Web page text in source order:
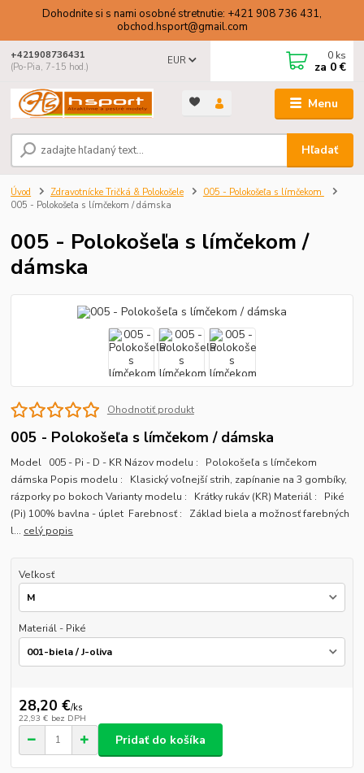
Dohodnite si s nami osobné stretnutie: +421 908 736 431,
obchod.hsport@gmail.com
Menu
EUR
Hľadať
+421908736431
(Po-Pia, 7-15 hod.)
0 ks
za 0 €
Úvod Zdravotnícke Tričká & Polokošele
005 - Polokošeľa s límčekom
005 - Polokošeľa s límčekom / dámska
005 - Polokošeľa s límčekom /
dámska
Ohodnotiť produkt
005 - Polokošeľa s límčekom / dámska
Model 005 - Pi - D - KR Názov modelu : Polokošeľa s límčekom
dámska Popis modelu : Klasický voľnejší strih, zapínanie na 3 gombíky,
rázporky po bokoch Varianty modelu : Krátky rukáv (KR) Materiál : Piké
(Pi) 100% bavlna - úplet Farebnosť : Základ biela a možnosť farebných
l... celý popis
Veľkosť
Materiál - Piké
28,20 €/ks
22,93 € bez DPH
Pridať do košíka